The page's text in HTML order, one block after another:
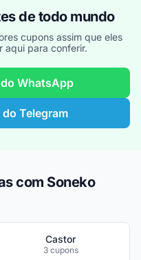
de todo mundo
cupons assim que eles
aqui para conferir.
WhatsApp
Telegram
com Soneko
Castor
3 cupons